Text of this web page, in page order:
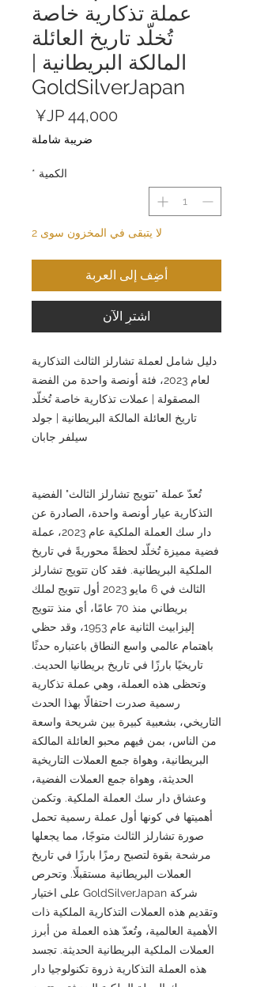
عملة تذكارية خاصة
تُخلّد تاريخ العائلة
المالكة البريطانية |
GoldSilverJapan
ضريبة شاملة
الكمية *
لا يتبقى في المخزون سوى 2
أضِف إلى العربة
اشترِ الآن
دليل شامل لعملة تشارلز الثالث التذكارية
لعام 2023، فئة أونصة واحدة من الفضة
المصقولة | عملات تذكارية خاصة تُخلّد
تاريخ العائلة المالكة البريطانية | جولد
سيلفر جابان
تُعدّ عملة "تتويج تشارلز الثالث" الفضية
التذكارية عيار أونصة واحدة، الصادرة عن
دار سك العملة الملكية عام 2023، عملة
فضية مميزة تُخلّد لحظةً محوريةً في تاريخ
الملكية البريطانية. فقد كان تتويج تشارلز
الثالث في 6 مايو 2023 أول تتويج لملك
بريطاني منذ 70 عامًا، أي منذ تتويج
إليزابيث الثانية عام 1953، وقد حظي
باهتمام عالمي واسع النطاق باعتباره حدثًا
تاريخيًا بارزًا في تاريخ بريطانيا الحديث.
وتحظى هذه العملة، وهي عملة تذكارية
رسمية صدرت احتفالًا بهذا الحدث
التاريخي، بشعبية كبيرة بين شريحة واسعة
من الناس، بمن فيهم محبو العائلة المالكة
البريطانية، وهواة جمع العملات التاريخية
الحديثة، وهواة جمع العملات الفضية،
وعشاق دار سك العملة الملكية. وتكمن
أهميتها في كونها أول عملة رسمية تحمل
صورة تشارلز الثالث متوجًا، مما يجعلها
مرشحة بقوة لتصبح رمزًا بارزًا في تاريخ
العملات البريطانية مستقبلًا. وتحرص
شركة GoldSilverJapan على اختيار
وتقديم هذه العملات التذكارية الملكية ذات
الأهمية العالمية، وتُعدّ هذه العملة من أبرز
العملات الملكية البريطانية الحديثة. تجسد
هذه العملة التذكارية ذروة تكنولوجيا دار